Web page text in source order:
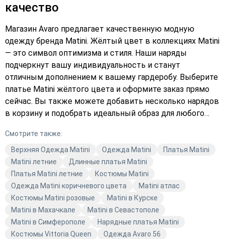
качество
Магазин Avaro предлагает качественную модную
одежду бренда Matini. Жёлтый цвет в коллекциях Matini
— это символ оптимизма и стиля. Наши наряды
подчеркнут вашу индивидуальность и станут
отличным дополнением к вашему гардеробу. Выберите
платье Matini жёлтого цвета и оформите заказ прямо
сейчас. Вы также можете добавить несколько нарядов
в корзину и подобрать идеальный образ для любого
одежду высокого качества!
Смотрите также:
Верхняя Одежда Matini
Одежда Matini
Платья Matini
Matini летние
Длинные платья Matini
Платья Matini летние
Костюмы Matini
Одежда Matini коричневого цвета
Matini атлас
Костюмы Matini розовые
Matini в Курске
Matini в Махачкале
Matini в Севастополе
Matini в Симферополе
Нарядные платья Matini
Костюмы Vittoria Queen
Одежда Avaro 56